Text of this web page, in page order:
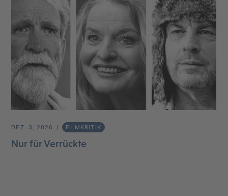
DEZ. 3, 2026 FILMKRITIK
Nur für Verrückte